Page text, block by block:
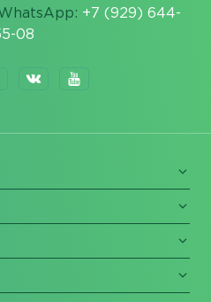
+7 (929) 644-
08